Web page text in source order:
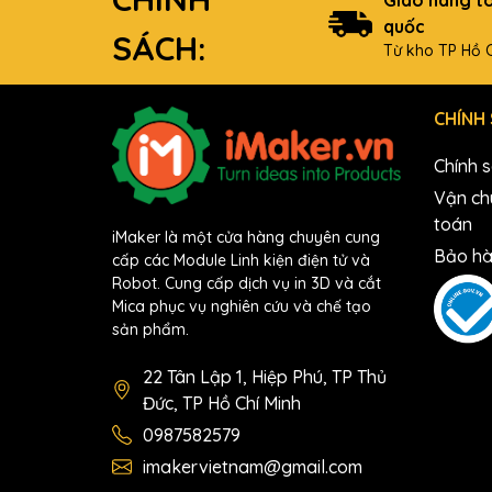
SÁCH:
quốc
Từ kho TP Hồ
iMaker là một cửa hàng chuyên cung
cấp các Module Linh kiện điện tử và
Robot. Cung cấp dịch vụ in 3D và cắt
Mica phục vụ nghiên cứu và chế tạo
sản phẩm.
22 Tân Lập 1, Hiệp Phú, TP Thủ
Đức, TP Hồ Chí Minh
0987582579
imakervietnam@gmail.com
CHÍNH
Chính
Vận
toán
Bảo